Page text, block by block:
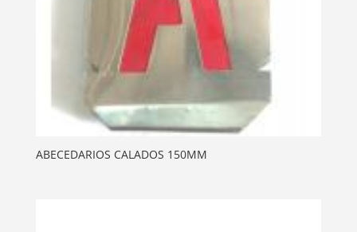
ABECEDARIOS CALADOS 150MM